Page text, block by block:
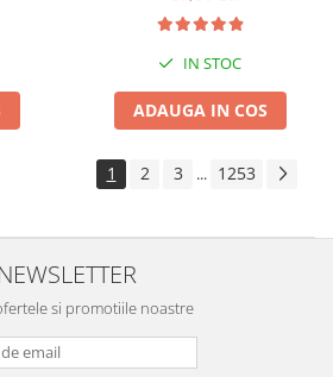
IN STOC
ADAUGA IN COS
1 2 3 ... 1253
NEWSLETTER
si promotiile noastre